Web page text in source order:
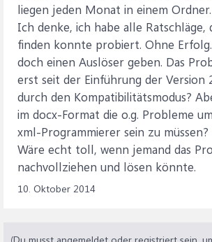
liegen jeden Monat in einem Ordner.
Ich denke, ich habe alle Ratschläge,
finden konnte probiert. Ohne
doch einen Auslöser geben. Das
erst seit der Einführung der Version
durch den Kompatibilitätsmodus?
im docx-Format die o.g. Probleme
xml-Programmierer sein zu müssen?
Wäre echt toll, wenn jemand das
nachvollziehen und lösen könnte.
10. Oktober 2014